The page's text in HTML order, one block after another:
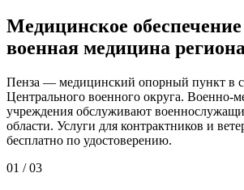
Медицинское
военная медицина
Пенза — медицинский опорный пункт в
Центрального военного округа. Военно-
учреждения обслуживают
области. Услуги для контрактников и
бесплатно по удостоверению.
01 /03